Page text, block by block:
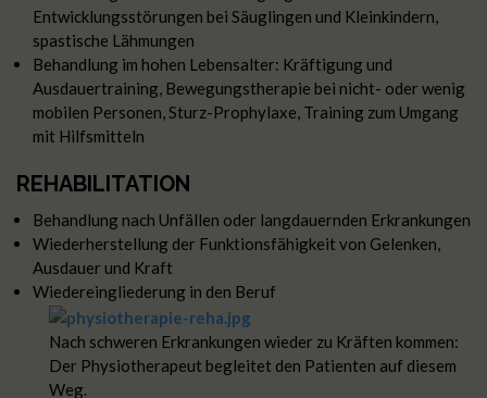
Entwicklungsstörungen bei Säuglingen und Kleinkindern,
spastische Lähmungen
Behandlung im hohen Lebensalter: Kräftigung und
Ausdauertraining, Bewegungstherapie bei nicht- oder wenig
mobilen Personen, Sturz-Prophylaxe, Training zum Umgang
mit Hilfsmitteln
REHABILITATION
Behandlung nach Unfällen oder langdauernden Erkrankungen
Wiederherstellung der Funktionsfähigkeit von Gelenken,
Ausdauer und Kraft
Wiedereingliederung in den Beruf
Nach schweren Erkrankungen wieder zu Kräften kommen:
Der Physiotherapeut begleitet den Patienten auf diesem
Weg.